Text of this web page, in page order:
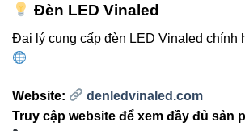
chiếu
120°
bảo vệ
Đèn LED Vinaled
Đại lý cung cấp đèn LED Vinaled chính
Website:
denledvinaled.com
Truy cập website để xem đầy đủ sản